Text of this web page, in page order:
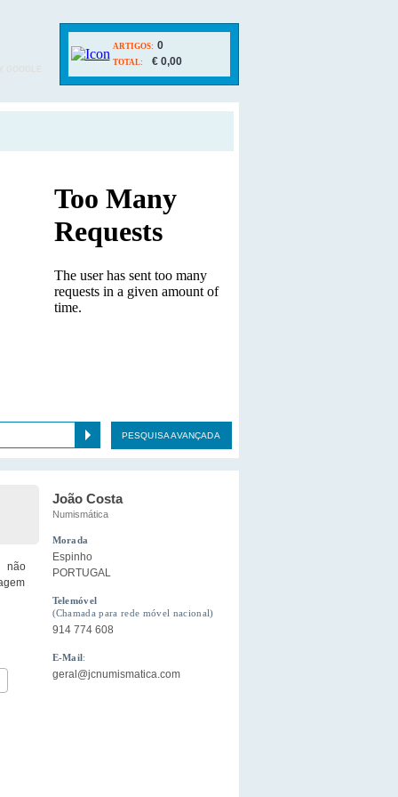
ARTIGOS: 0
TOTAL: € 0,00
PESQUISA AVANÇADA
não
João Costa
Numismática
Morada
Espinho
PORTUGAL
Telemóvel
(Chamada para rede móvel nacional)
914 774 608
E-Mail:
geral@jcnumismatica.com